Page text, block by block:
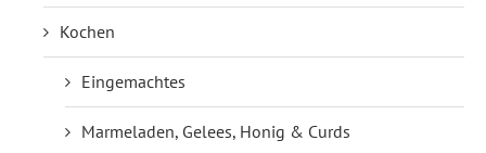
Kochen
Eingemachtes
Marmeladen, Gelees, Honig & Curds